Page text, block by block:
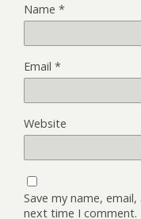
Name *
Email *
Website
Save my name,
next time I comment.